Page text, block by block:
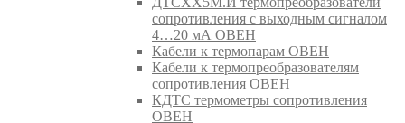
сопротивления с выходным сигналом
4…20 мА ОВЕН
Кабели к термопарам ОВЕН
Кабели к термопреобразователям
сопротивления ОВЕН
КДТС термометры сопротивления
ОВЕН